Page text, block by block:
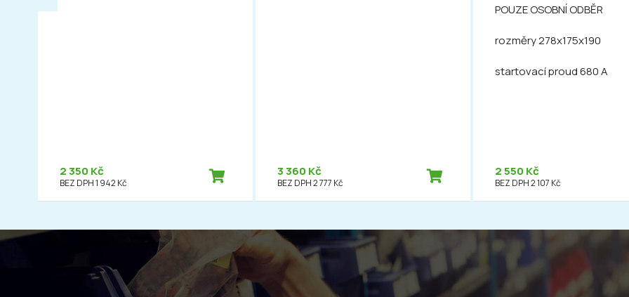
2 350 Kč
BEZ DPH 1 942 Kč
3 360 Kč
BEZ DPH 2 777 Kč
POUZE OSOBNÍ ODBĚR
rozměry 278x175x190
startovací proud 680 A
2 550 Kč
BEZ DPH 2 107 Kč